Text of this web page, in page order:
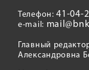
Телефон:41-04-
e-mail:
Главный
Александровна